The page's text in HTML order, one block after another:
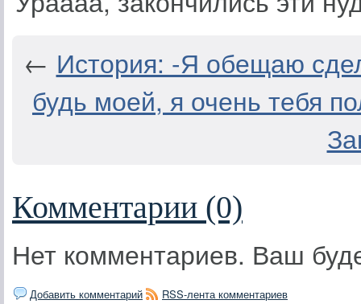
← История: -Я обещаю
будь моей, я очень тебя
Комментарии (0)
Нет комментариев. Ваш
Добавить комментарий RSS-лента комментариев